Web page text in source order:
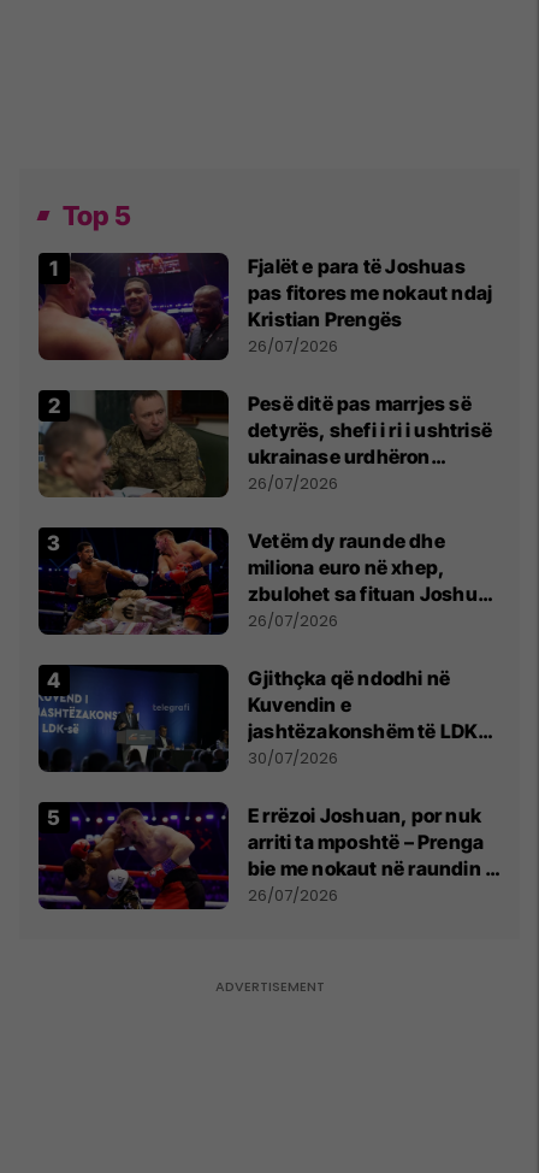
Top 5
Fjalët e para të Joshuas
pas fitores me nokaut ndaj
Kristian Prengës
26/07/2026
Pesë ditë pas marrjes së
detyrës, shefi i ri i ushtrisë
ukrainase urdhëron
kontroll të madh
26/07/2026
Vetëm dy raunde dhe
miliona euro në xhep,
zbulohet sa fituan Joshua
e Prenga
26/07/2026
Gjithçka që ndodhi në
Kuvendin e
jashtëzakonshëm të LDK-
së
30/07/2026
E rrëzoi Joshuan, por nuk
arriti ta mposhtë – Prenga
bie me nokaut në raundin e
dytë
26/07/2026